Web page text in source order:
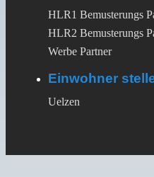
HLR1 Bemusterungs
HLR2 Bemusterungs
Werbe Partner
Einwohner
Uelzen